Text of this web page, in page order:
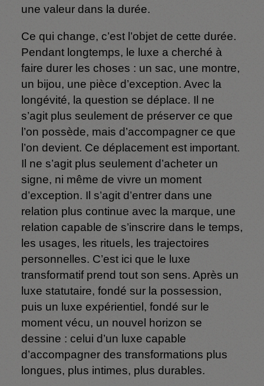
une valeur dans la durée.
Ce qui change, c’est l’objet de cette durée.
Pendant longtemps, le luxe a cherché à
faire durer les choses : un sac, une montre,
un bijou, une pièce d’exception. Avec la
longévité, la question se déplace. Il ne
s’agit plus seulement de préserver ce que
l’on possède, mais d’accompagner ce que
l’on devient. Ce déplacement est important.
Il ne s’agit plus seulement d’acheter un
signe, ni même de vivre un moment
d’exception. Il s’agit d’entrer dans une
relation plus continue avec la marque, une
relation capable de s’inscrire dans le temps,
les usages, les rituels, les trajectoires
personnelles. C’est ici que le luxe
transformatif prend tout son sens. Après un
luxe statutaire, fondé sur la possession,
puis un luxe expérientiel, fondé sur le
moment vécu, un nouvel horizon se
dessine : celui d’un luxe capable
d’accompagner des transformations plus
longues, plus intimes, plus durables.